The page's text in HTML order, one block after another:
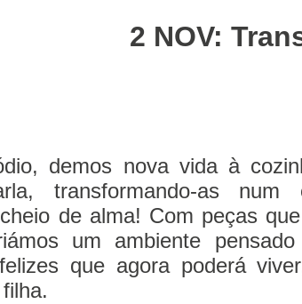
2 NOV:
demos nova vida à
transformando-as num
de alma! Com peças
um ambiente
que agora poderá